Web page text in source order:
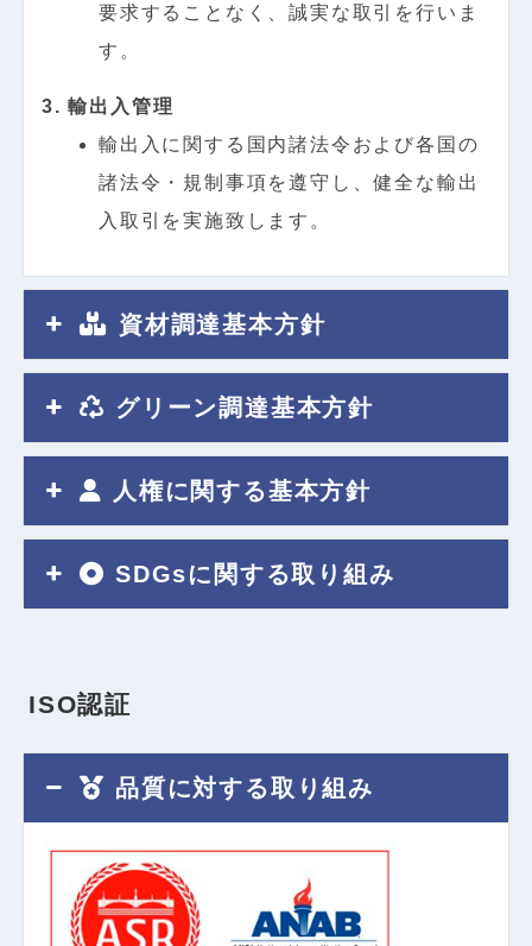
要求することなく、誠実な取引を行いま
す。
3. 輸出入管理
輸出入に関する国内諸法令および各国の
諸法令・規制事項を遵守し、健全な輸出
入取引を実施致します。
資材調達基本方針
グリーン調達基本方針
人権に関する基本方針
SDGsに関する取り組み
ISO認証
品質に対する取り組み